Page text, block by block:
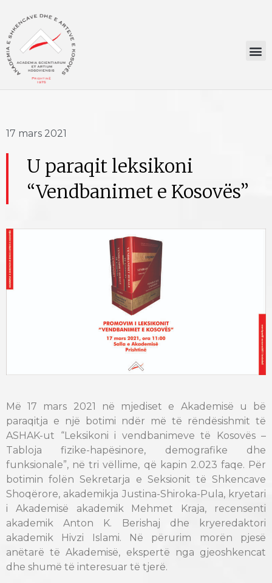
17 mars 2021
U paraqit leksikoni
“Vendbanimet e Kosovës”
Më 17 mars 2021 në mjediset e Akademisë u bë
paraqitja e një botimi ndër më të rëndësishmit të
ASHAK-ut “Leksikoni i vendbanimeve të Kosovës –
Tabloja fizike-hapësinore, demografike dhe
funksionale”, në tri vëllime, që kapin 2.023 faqe. Për
botimin folën Sekretarja e Seksionit të Shkencave
Shoqërore, akademikja Justina-Shiroka-Pula, kryetari
i Akademisë akademik Mehmet Kraja, recensenti
akademik Anton K. Berishaj dhe kryeredaktori
akademik Hivzi Islami. Në përurim morën pjesë
anëtarë të Akademisë, ekspertë nga gjeoshkencat
dhe shumë të interesuar të tjerë.